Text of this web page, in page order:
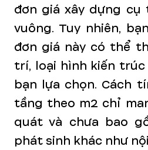
đơn giá xây dựng
vuông. Tuy nhiên,
đơn giá này có thể
trí, loại hình kiến
bạn lựa chọn. Cách
tầng theo m2 chỉ
quát và chưa bao
phát sinh khác như